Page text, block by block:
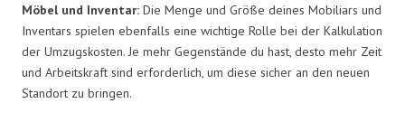
Möbel und Inventar: Die Menge und Größe deines Mobiliars und
Inventars spielen ebenfalls eine wichtige Rolle bei der Kalkulation
der Umzugskosten. Je mehr Gegenstände du hast, desto mehr Zeit
und Arbeitskraft sind erforderlich, um diese sicher an den neuen
Standort zu bringen.